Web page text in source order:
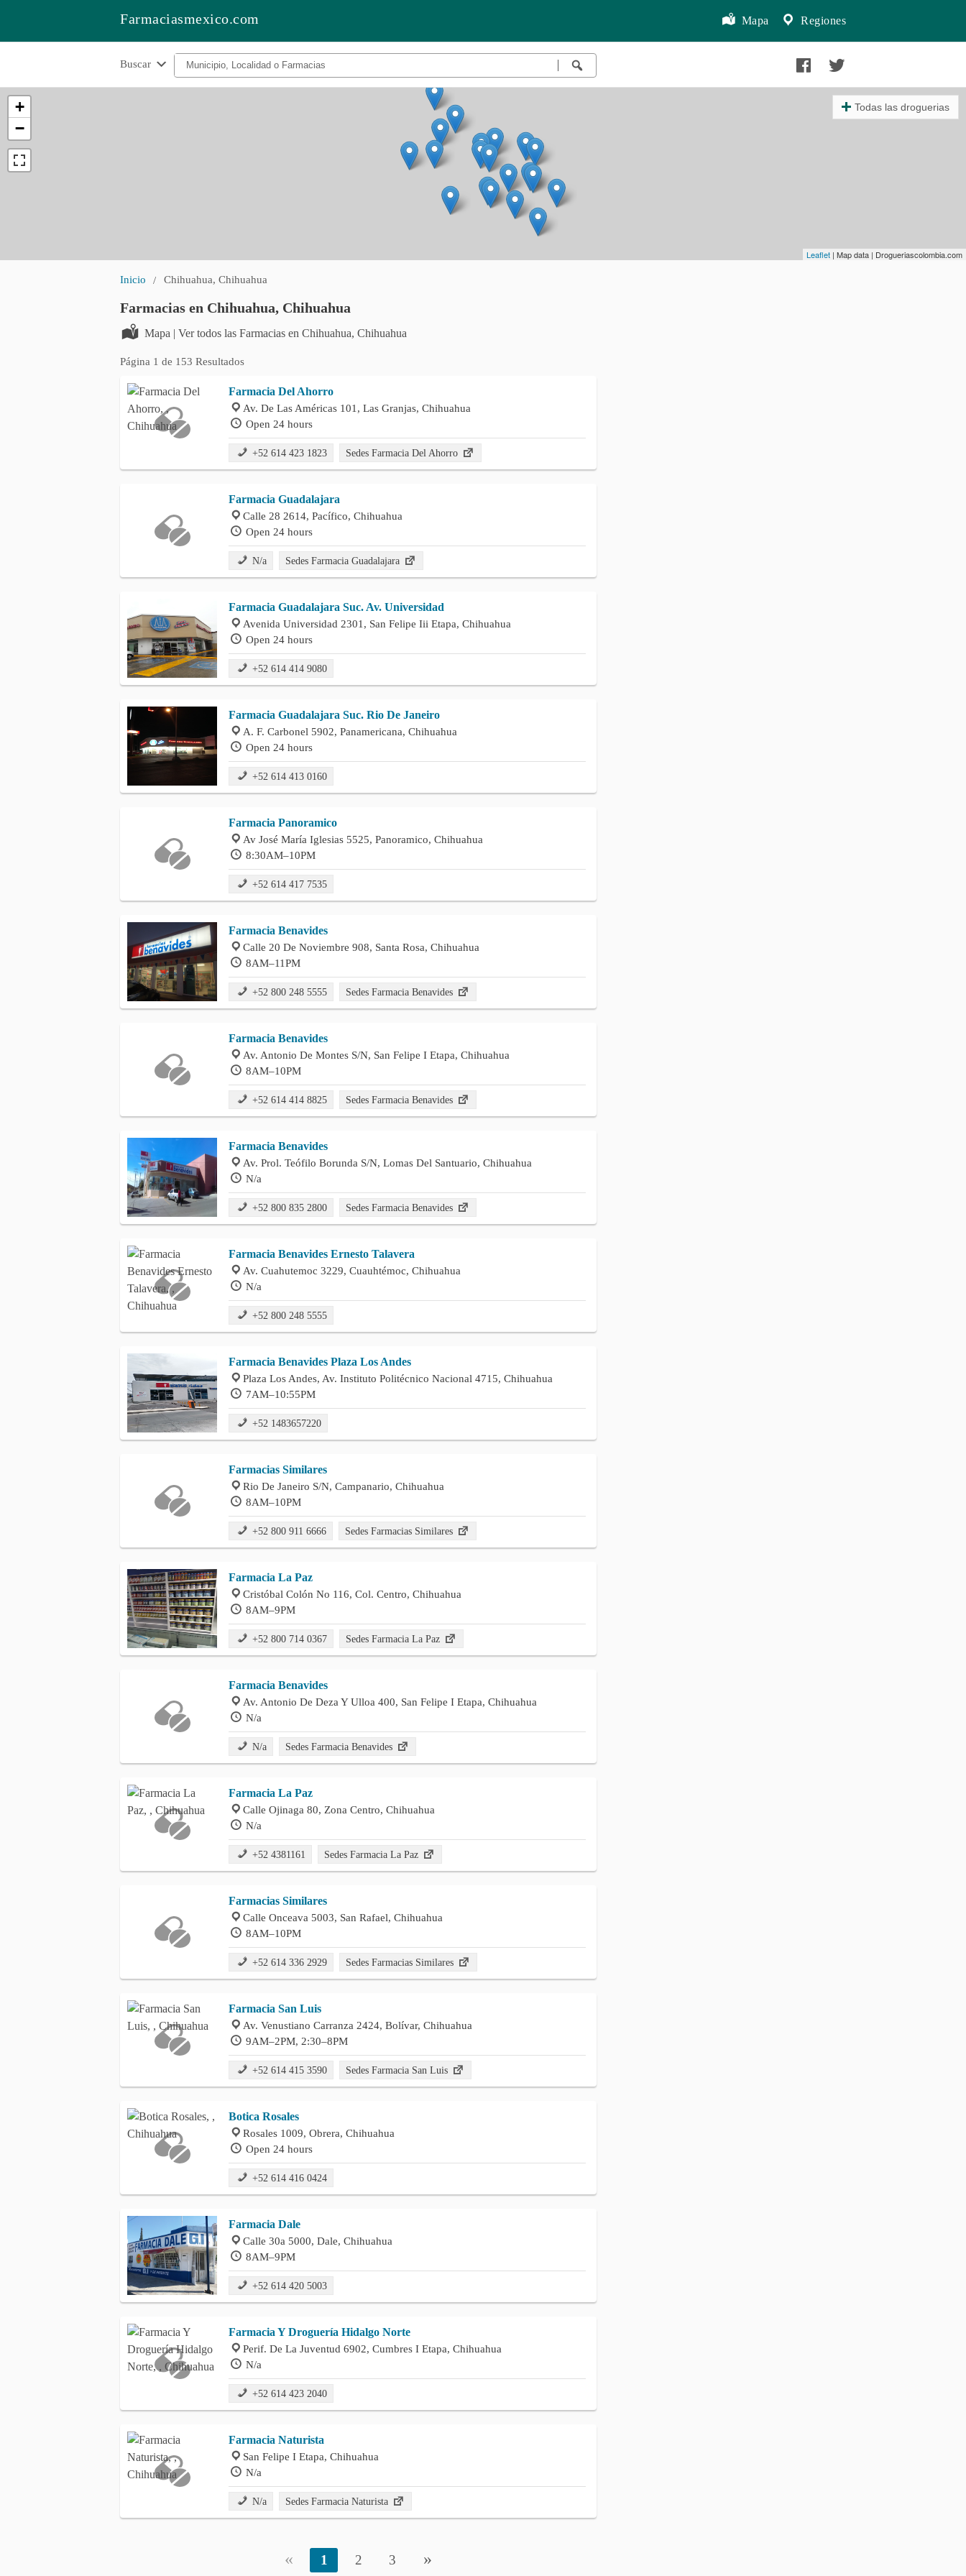
Regiones
Mapa
Farmaciasmexico.com
Buscar
+
−
Todas las droguerias
Leaflet | Map data | Drogueriascolombia.com
Inicio Chihuahua, Chihuahua
Farmacias en Chihuahua, Chihuahua
Mapa | Ver todos las Farmacias en Chihuahua, Chihuahua
Página 1 de 153 Resultados
Farmacia Del Ahorro
Av. De Las Américas 101, Las Granjas, Chihuahua
Open 24 hours
+52 614 423 1823 Sedes Farmacia Del Ahorro
Farmacia Guadalajara
Calle 28 2614, Pacífico, Chihuahua
Open 24 hours
N/a Sedes Farmacia Guadalajara
Farmacia Guadalajara Suc. Av. Universidad
Avenida Universidad 2301, San Felipe Iii Etapa, Chihuahua
Open 24 hours
+52 614 414 9080
Farmacia Guadalajara Suc. Rio De Janeiro
A. F. Carbonel 5902, Panamericana, Chihuahua
Open 24 hours
+52 614 413 0160
Farmacia Panoramico
Av José María Iglesias 5525, Panoramico, Chihuahua
8:30AM–10PM
+52 614 417 7535
Farmacia Benavides
Calle 20 De Noviembre 908, Santa Rosa, Chihuahua
8AM–11PM
+52 800 248 5555 Sedes Farmacia Benavides
Farmacia Benavides
Av. Antonio De Montes S/N, San Felipe I Etapa, Chihuahua
8AM–10PM
+52 614 414 8825 Sedes Farmacia Benavides
Farmacia Benavides
Av. Prol. Teófilo Borunda S/N, Lomas Del Santuario, Chihuahua
N/a
+52 800 835 2800 Sedes Farmacia Benavides
Farmacia Benavides Ernesto Talavera
Av. Cuahutemoc 3229, Cuauhtémoc, Chihuahua
N/a
+52 800 248 5555
Farmacia Benavides Plaza Los Andes
Plaza Los Andes, Av. Instituto Politécnico Nacional 4715, Chihuahua
7AM–10:55PM
+52 1483657220
Farmacias Similares
Rio De Janeiro S/N, Campanario, Chihuahua
8AM–10PM
+52 800 911 6666 Sedes Farmacias Similares
Farmacia La Paz
Cristóbal Colón No 116, Col. Centro, Chihuahua
8AM–9PM
+52 800 714 0367 Sedes Farmacia La Paz
Farmacia Benavides
Av. Antonio De Deza Y Ulloa 400, San Felipe I Etapa, Chihuahua
N/a
N/a Sedes Farmacia Benavides
Farmacia La Paz
Calle Ojinaga 80, Zona Centro, Chihuahua
N/a
+52 4381161 Sedes Farmacia La Paz
Farmacias Similares
Calle Onceava 5003, San Rafael, Chihuahua
8AM–10PM
+52 614 336 2929 Sedes Farmacias Similares
Farmacia San Luis
Av. Venustiano Carranza 2424, Bolívar, Chihuahua
9AM–2PM, 2:30–8PM
+52 614 415 3590 Sedes Farmacia San Luis
Botica Rosales
Rosales 1009, Obrera, Chihuahua
Open 24 hours
+52 614 416 0424
Farmacia Dale
Calle 30a 5000, Dale, Chihuahua
8AM–9PM
+52 614 420 5003
Farmacia Y Droguería Hidalgo Norte
Perif. De La Juventud 6902, Cumbres I Etapa, Chihuahua
N/a
+52 614 423 2040
Farmacia Naturista
San Felipe I Etapa, Chihuahua
N/a
N/a Sedes Farmacia Naturista
« 1 2 3 »